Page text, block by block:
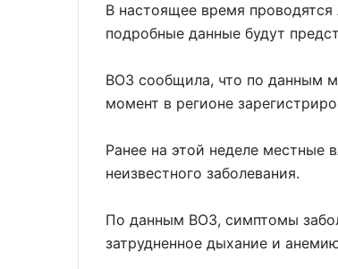
В настоящее время
подробные данные будут
ВОЗ сообщила, что по данным
момент в регионе
Ранее на этой неделе местные
неизвестного заболевания.
По данным ВОЗ, симптомы
затрудненное дыхание и